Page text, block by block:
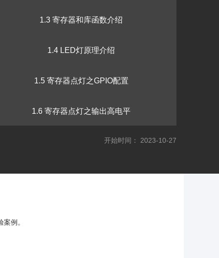
1.3 寄存器和库函数介绍
1.4 LED灯原理介绍
1.5 寄存器点灯之GPIO配置
1.6 寄存器点灯之输出高电平
1.7 VSCode安装
1.8 库函数点灯
开始时间： 2023-10-27
例。